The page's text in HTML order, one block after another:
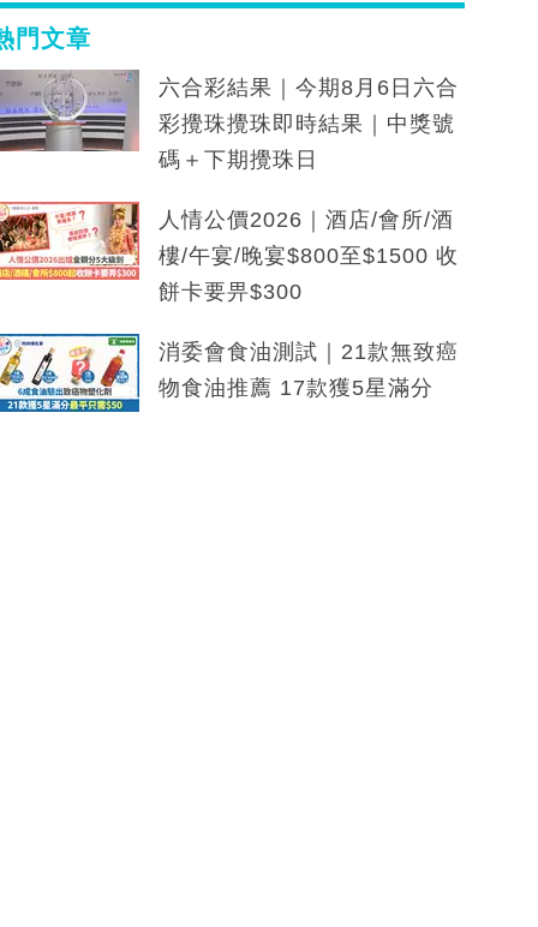
門文章
六合彩結果｜今期8月6日六合
彩攪珠攪珠即時結果｜中獎號
碼＋下期攪珠日
人情公價2026｜酒店/會所/酒
樓/午宴/晚宴$800至$1500 收
餅卡要畀$300
消委會食油測試｜21款無致癌
物食油推薦 17款獲5星滿分